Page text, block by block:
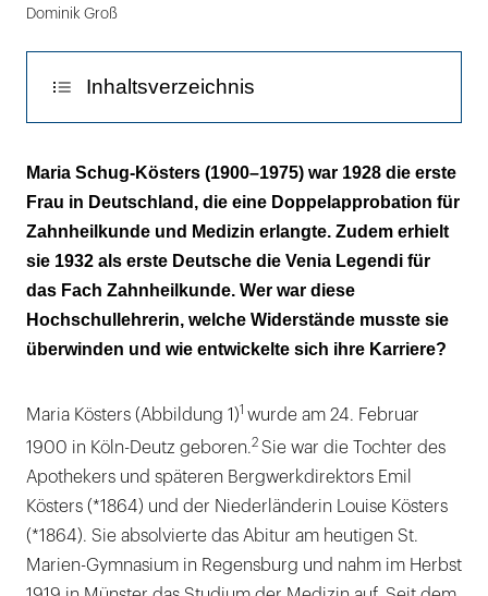
Dominik Groß
Inhaltsverzeichnis
Parteilpolitisch galt sie 1945 als neutral
Die Universitätsposten waren in Männerhand
Ihrer Zeit war Sie um Jahre voraus
Die Professorin war auch eine gute Violinistin
Maria Schug-Kösters (1900–1975) war 1928 die erste
Frau in Deutschland, die eine Doppelapprobation für
Zahnheilkunde und Medizin erlangte. Zudem erhielt
sie 1932 als erste Deutsche die Venia Legendi für
das Fach Zahnheilkunde. Wer war diese
Hochschullehrerin, welche Widerstände musste sie
überwinden und wie entwickelte sich ihre Karriere?
Maria Kösters (Abbildung 1)1 wurde am 24. Februar
1900 in Köln-Deutz geboren.2 Sie war die Tochter des
Apothekers und späteren Bergwerkdirektors Emil
Kösters (*1864) und der Niederländerin Louise Kösters
(*1864). Sie absolvierte das Abitur am heutigen St.
Marien-Gymnasium in Regensburg und nahm im Herbst